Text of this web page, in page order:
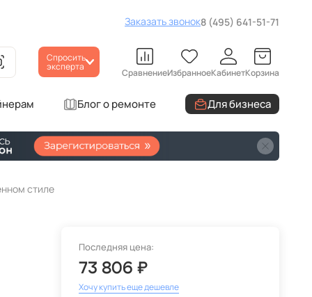
Заказать звонок8 (495) 641-51-71
Спросить
эксперта СравнениеИзбранноеКабинетКорзина
Блог о ремонте Для бизнеса
стиле
Последняя цена:
73 806 ₽
Хочу купить еще дешевле